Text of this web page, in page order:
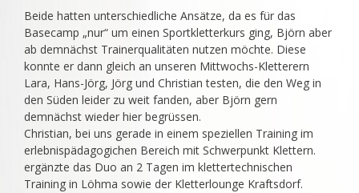
Beide hatten unterschiedliche Ansätze, da es für das
Basecamp „nur“ um einen Sportkletterkurs ging, Björn aber
ab demnächst Trainerqualitäten nutzen möchte. Diese
konnte er dann gleich an unseren Mittwochs-Kletterern
Lara, Hans-Jörg, Jörg und Christian testen, die den Weg in
den Süden leider zu weit fanden, aber Björn gern
demnächst wieder hier begrüssen.
Christian, bei uns gerade in einem speziellen Training im
erlebnispädagogichen Bereich mit Schwerpunkt Klettern.
ergänzte das Duo an 2 Tagen im klettertechnischen
Training in Löhma sowie der Kletterlounge Kraftsdorf.